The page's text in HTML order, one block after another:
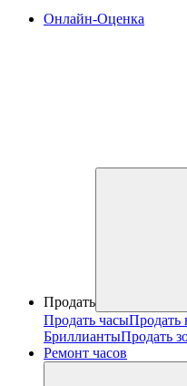
Онлайн-Оценка
Продать
Продать часыПродать
БриллиантыПродать
Ремонт часов